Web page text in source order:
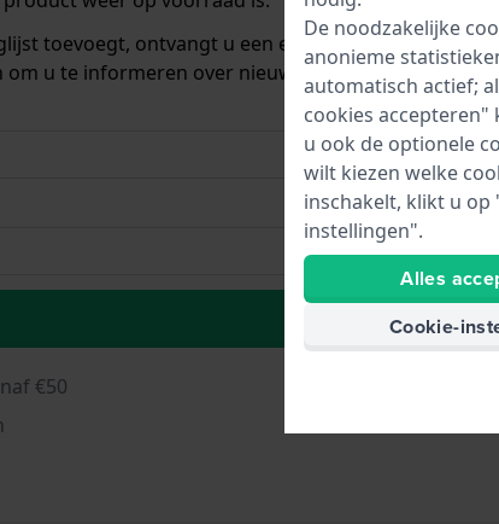
toevoegt, ontvangt u een e-mail zodra we het
om u te informeren over nieuwe voorraad. Het
Naar
€50
De noodzakelijke
anonieme
automatisch actief;
cookies accepteren"
u ook de optionele
wilt kiezen welke
inschakelt, klikt u op
instellingen".
Alles
Cookie-